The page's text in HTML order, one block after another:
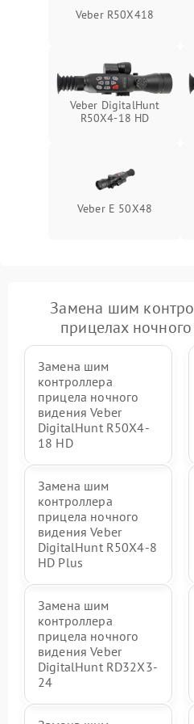
от замыканияVeber R50X418
Veber DigitalHunt
R50X4-18 HD
Veber E 50X48
Замена шим
прицелах
Замена шим
контроллера
прицела ночного
видения Veber
DigitalHunt R50X4-
18 HD
Замена шим
контроллера
прицела ночного
видения Veber
DigitalHunt R50X4-8
HD Plus
Замена шим
контроллера
прицела ночного
видения Veber
DigitalHunt RD32X3-
24